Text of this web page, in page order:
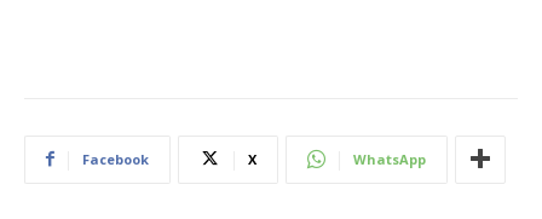
Facebook X WhatsApp